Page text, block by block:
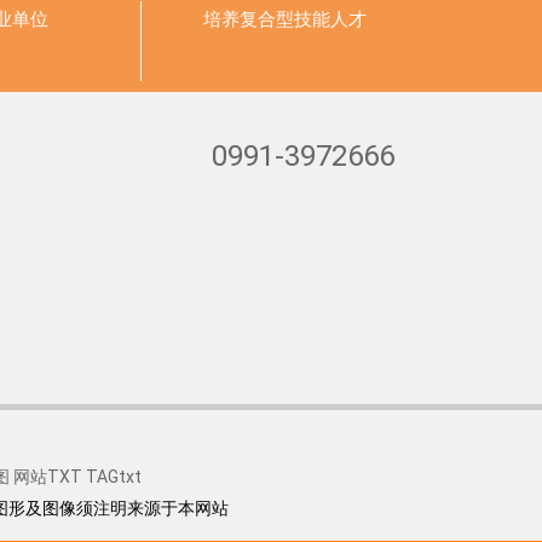
单位 培养复合型技能人才
0991-3972666
网站TXT TAGtxt
形及图像须注明来源于本网站